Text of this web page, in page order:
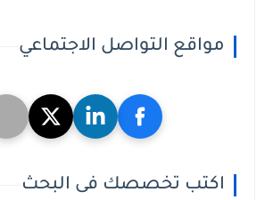
مواقع التواصل الاجتماعي
اكتب تخصصك فى البحث